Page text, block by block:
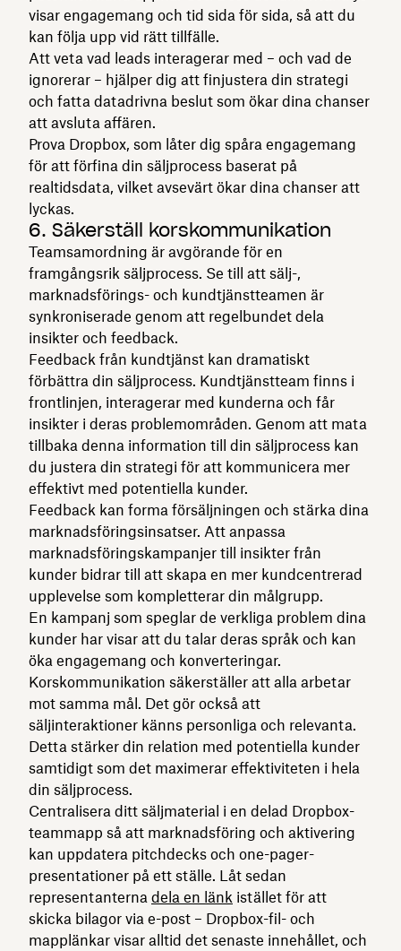
visar engagemang och tid sida för sida, så att du
kan följa upp vid rätt tillfälle.
Att veta vad leads interagerar med – och vad de
ignorerar – hjälper dig att finjustera din strategi
och fatta datadrivna beslut som ökar dina chanser
att avsluta affären.
Prova Dropbox, som låter dig spåra engagemang
för att förfina din säljprocess baserat på
realtidsdata, vilket avsevärt ökar dina chanser att
lyckas.
6. Säkerställ korskommunikation
Teamsamordning är avgörande för en
framgångsrik säljprocess. Se till att sälj-,
marknadsförings- och kundtjänstteamen är
synkroniserade genom att regelbundet dela
insikter och feedback.
Feedback från kundtjänst kan dramatiskt
förbättra din säljprocess. Kundtjänstteam finns i
frontlinjen, interagerar med kunderna och får
insikter i deras problemområden. Genom att mata
tillbaka denna information till din säljprocess kan
du justera din strategi för att kommunicera mer
effektivt med potentiella kunder.
Feedback kan forma försäljningen och stärka dina
marknadsföringsinsatser. Att anpassa
marknadsföringskampanjer till insikter från
kunder bidrar till att skapa en mer kundcentrerad
upplevelse som kompletterar din målgrupp.
En kampanj som speglar de verkliga problem dina
kunder har visar att du talar deras språk och kan
öka engagemang och konverteringar.
Korskommunikation säkerställer att alla arbetar
mot samma mål. Det gör också att
säljinteraktioner känns personliga och relevanta.
Detta stärker din relation med potentiella kunder
samtidigt som det maximerar effektiviteten i hela
din säljprocess.
Centralisera ditt säljmaterial i en delad Dropbox-
teammapp så att marknadsföring och aktivering
kan uppdatera pitchdecks och one-pager-
presentationer på ett ställe. Låt sedan
representanterna dela en länk istället för att
skicka bilagor via e-post – Dropbox-fil- och
mapplänkar visar alltid det senaste innehållet, och